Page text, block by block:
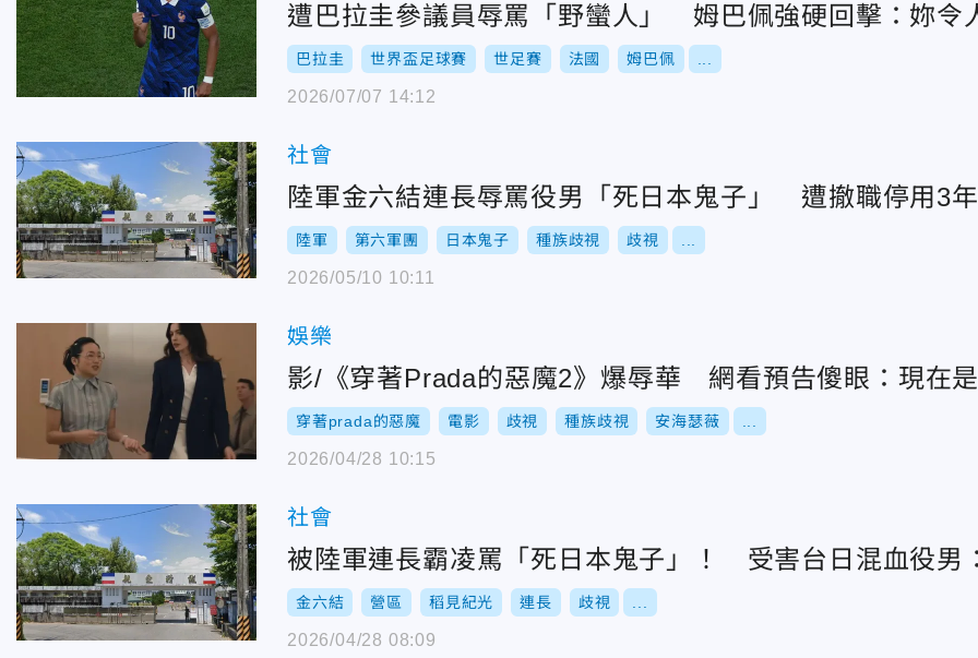
遭巴拉圭參議員辱罵「野蠻人」 姆巴佩強硬回擊：妳令
巴拉圭 世界盃足球賽 世足賽 法國 姆巴佩
2026/07/07 14:12
社會
陸軍金六結連長辱罵役男「死日本鬼子」 遭撤職停用3年
陸軍 第六軍團 日本鬼子 種族歧視 歧視
2026/05/10 10:11
娛樂
影/《穿著Prada的惡魔2》爆辱華 網看預告傻眼：現在
穿著prada的惡魔 電影 歧視 種族歧視 安海瑟薇
2026/04/28 10:15
社會
被陸軍連長霸凌罵「死日本鬼子」！ 受害台日混血役男
金六結 營區 稻見紀光 連長 歧視
2026/04/28 08:09